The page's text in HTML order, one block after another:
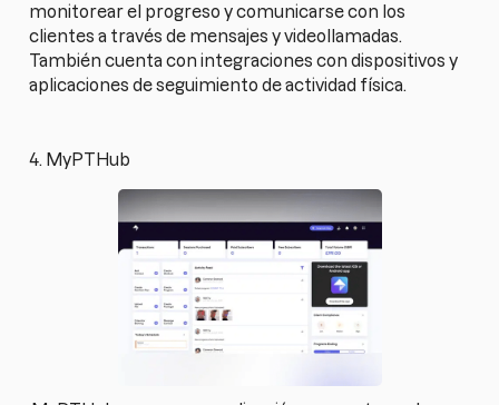
monitorear el progreso y comunicarse con los
clientes a través de mensajes y videollamadas.
También cuenta con integraciones con dispositivos y
aplicaciones de seguimiento de actividad física.
4. MyPTHub